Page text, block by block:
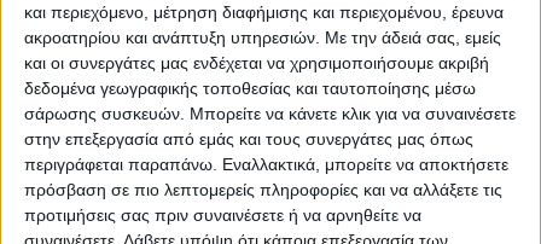
και περιεχόμενο, μέτρηση διαφήμισης και περιεχομένου, έρευνα
ακροατηρίου και ανάπτυξη υπηρεσιών. Με την άδειά σας, εμείς
και οι συνεργάτες μας ενδέχεται να χρησιμοποιήσουμε ακριβή
δεδομένα γεωγραφικής τοποθεσίας και ταυτοποίησης μέσω
σάρωσης συσκευών. Μπορείτε να κάνετε κλικ για να συναινέσετε
στην επεξεργασία από εμάς και τους συνεργάτες μας όπως
περιγράφεται παραπάνω. Εναλλακτικά, μπορείτε να αποκτήσετε
πρόσβαση σε πιο λεπτομερείς πληροφορίες και να αλλάξετε τις
προτιμήσεις σας πριν συναινέσετε ή να αρνηθείτε να
συναινέσετε. Λάβετε υπόψη ότι κάποια επεξεργασία των
ΝΕΟΣ ΑΓΩΝ
https://neosagon.gr
Η Αρχαιότερη Καθημερινή Πρωινή Εφημερίδα της Καρδίτσας